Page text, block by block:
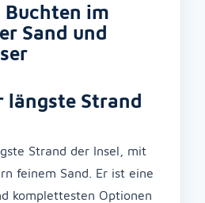
Buchten im
Sand und
längste Strand
Strand der Insel, mit
feinem Sand. Er ist eine
komplettesten Optionen